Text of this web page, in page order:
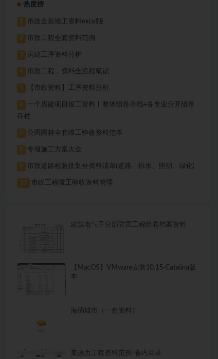
热度榜
1 市政全套竣工资料excel版
2 市政工程全套资料范例
3 房建工序资料分析
4 市政工程，资料全流程笔记
5 【市政资料】工序资料分析
6
一个房建项目竣工资料丨整体组卷存档+各专业分开组卷
存档
7 公园园林全套竣工验收资料范本
8 专项施工方案大全
9 市政道路检验批划分资料清单(道路、排水、照明、绿化)
10 市政工程竣工验收资料管理
建筑电气子分部防雷工程组卷档案资料
【MacOS】VMware安装10.15-Catalina版
本
海绵城市（一套资料）
某热力工程资料范例-卷内目录